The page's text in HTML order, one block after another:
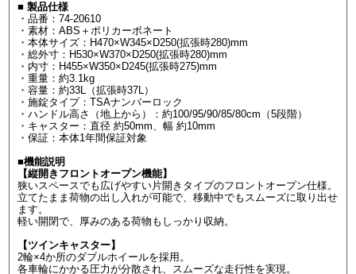
■ 製品仕様
・品番：74-20610
・素材：ABS＋ポリカーボネート
・本体サイズ：H470×W345×D250(拡張時280)mm
・総外寸：H530×W370×D250(拡張時280)mm
・内寸：H455×W350×D245(拡張時275)mm
・重量：約3.1kg
・容量：約33L（拡張時37L）
・施錠タイプ：TSAナンバーロック
・ハンドル高さ（地上から）：約100/95/90/85/80cm（5段階）
・キャスター：直径 約50mm、幅 約10mm
・保証：本体1年間保証対象
■機能説明
【縦開きフロントオープン機能】
狭いスペースでも広げやすい片開きタイプのフロントオープン仕様。
立てたまま荷物の出し入れが可能で、移動中でもスムーズに取り出せ
ます。
軽い開閉で、厚みのある荷物もしっかり収納。
【ツインキャスター】
2輪×4か所のダブルホイールを採用。
各車輪にかかる圧力が分散され、スムーズな走行性を実現。